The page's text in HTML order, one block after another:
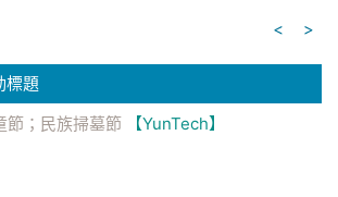
<
>
標題
節；民族掃墓節 【YunTech】